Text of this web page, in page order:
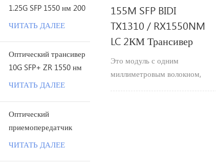
ММЖ (2000МГц.км).
155M SFP BIDI
TX1310 / RX1550NM
LC 2КМ Трансивер
Это модуль с одним
миллиметровым волокном,
1.25G SFP 1550 нм 200
км LC
ЧИТАТЬ ДАЛЕЕ
Оптический трансивер
10G SFP+ ZR 1550 нм
120 км LC
ЧИТАТЬ ДАЛЕЕ
Оптический
приемопередатчик
100G QSFP28 LR с
ЧИТАТЬ ДАЛЕЕ